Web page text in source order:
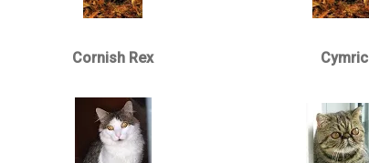
Cornish Rex Cymric